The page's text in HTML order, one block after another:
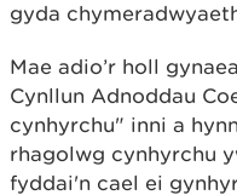
gyda
Mae adio’r holl
Cynllun Adnoddau
cynhyrchu" inni a
rhagolwg cynhyrchu
fyddai'n cael ei